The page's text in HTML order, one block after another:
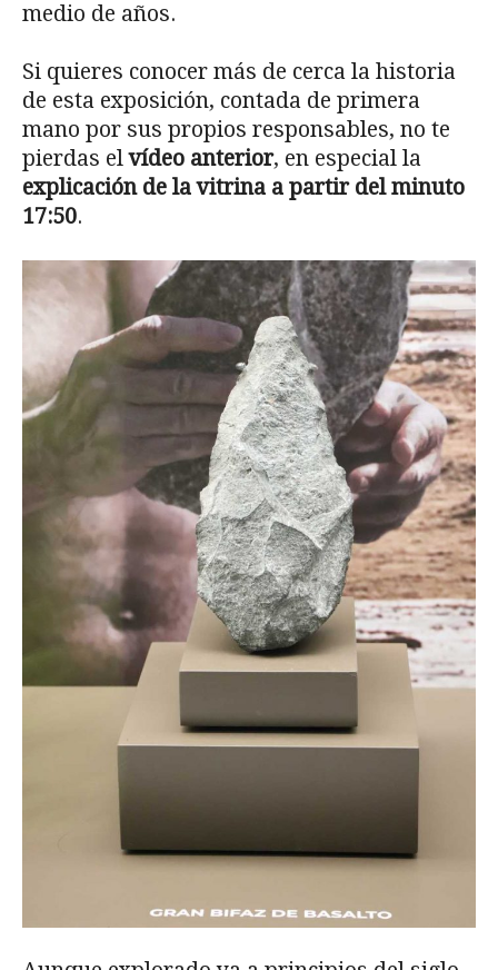
medio de años.
Si quieres conocer más de cerca la historia
de esta exposición, contada de primera
mano por sus propios responsables, no te
pierdas elvídeo anterior, en especial la
explicación de la vitrina a partir del minuto
17:50.